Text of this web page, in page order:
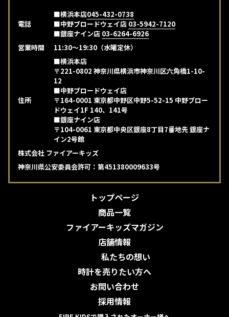
電話
■横浜本店045-432-0738
■中野ブロードウェイ店 03-5942-7120
■銀座ナイン店 03-6264-6926
営業時間
11:30～19:30（水曜定休）
住所
■横浜本店
〒221-0802 神奈川県横浜市神奈川区六角橋1-10-
12
■中野ブロードウェイ店
〒164-0001 東京都中野区中野5-52-15 中野ブロー
ドウェイ1F 140、141号
■銀座ナイン店
〒104-0061 東京都中央区銀座8丁目7番地先 銀座ナ
イン2号館
株式会社 ファイアーキッズ
神奈川県公安委員会許可：第451380009633号
トップページ
商品一覧
ファイアーキッズマガジン
店舗情報
私たちの想い
時計を売りたい方へ
お問い合わせ
採用情報